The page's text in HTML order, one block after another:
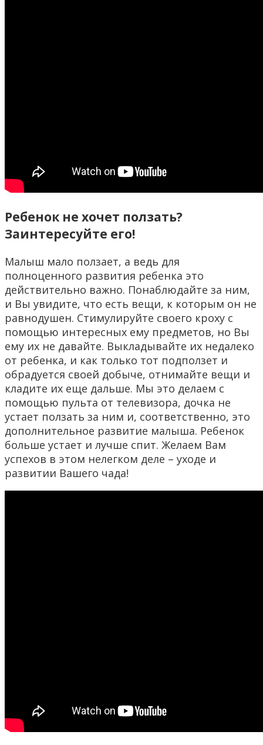
Ребенок не хочет ползать?
Заинтересуйте его!
Малыш мало ползает, а ведь для
полноценного развития ребенка это
действительно важно. Понаблюдайте за ним,
и Вы увидите, что есть вещи, к которым он не
равнодушен. Стимулируйте своего кроху с
помощью интересных ему предметов, но Вы
ему их не давайте. Выкладывайте их недалеко
от ребенка, и как только тот подползет и
обрадуется своей добыче, отнимайте вещи и
кладите их еще дальше. Мы это делаем с
помощью пульта от телевизора, дочка не
устает ползать за ним и, соответственно, это
дополнительное развитие малыша. Ребенок
больше устает и лучше спит. Желаем Вам
успехов в этом нелегком деле – уходе и
развитии Вашего чада!